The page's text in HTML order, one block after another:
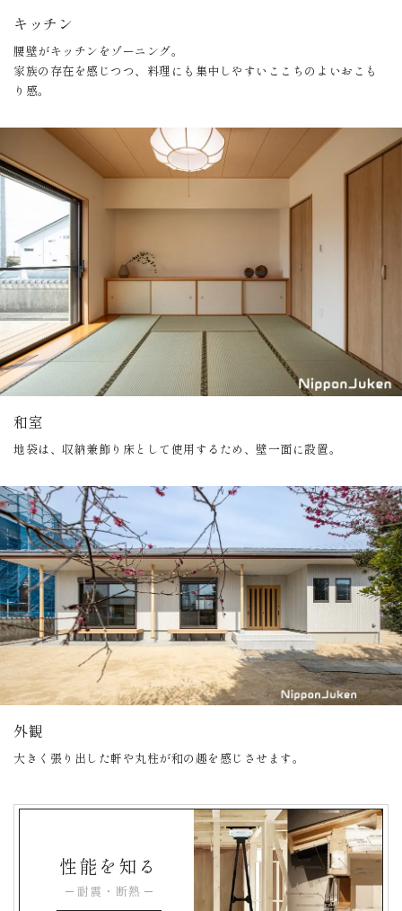
キッチン
腰壁がキッチンをゾーニング。
家族の存在を感じつつ、料理にも集中しやすいここちのよいおこも
り感。
和室
地袋は、収納兼飾り床として使用するため、壁一面に設置。
外観
大きく張り出した軒や丸柱が和の趣を感じさせます。
性能を知る
耐震・断熱